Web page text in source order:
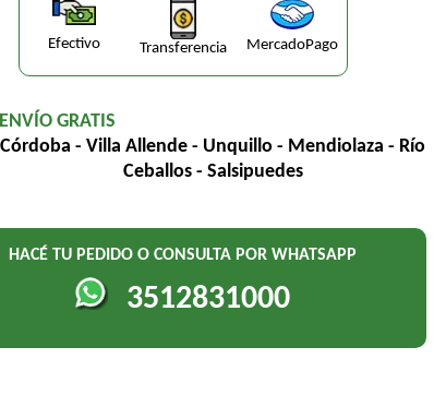
Efectivo Transferencia MercadoPago
ENVÍO GRATIS
Córdoba - Villa Allende - Unquillo - Mendiolaza - Río
Ceballos - Salsipuedes
HACÉ TU PEDIDO O CONSULTA POR WHATSAPP
3512831000